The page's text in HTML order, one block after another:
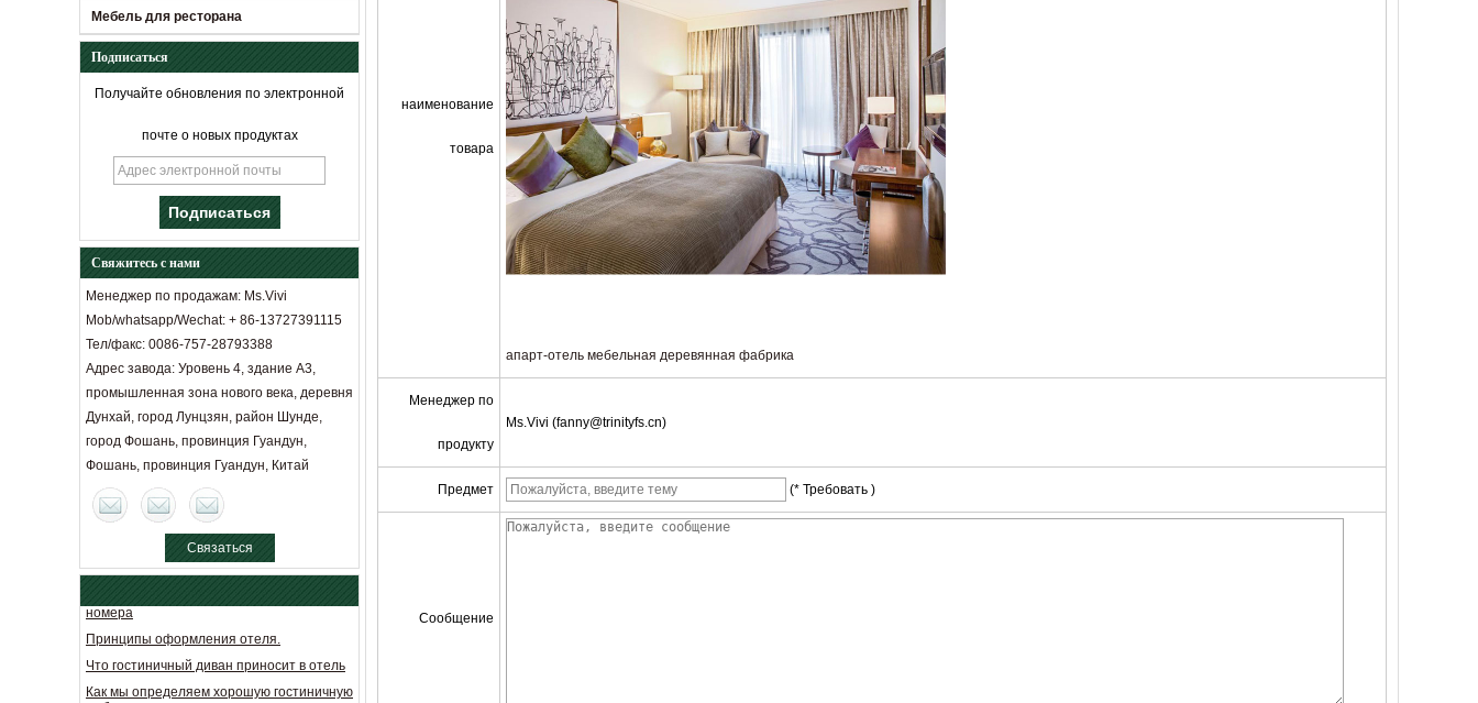
Мебель для ресторана
Подписаться
Получайте обновления по электронной
почте о новых продуктах
Свяжитесь с нами
Менеджер по продажам: Ms.Vivi
Mob/whatsapp/Wechat: + 86-13727391115
Тел/факс: 0086-757-28793388
Адрес завода: Уровень 4, здание A3,
промышленная зона нового века, деревня
Дунхай, город Лунцзян, район Шунде,
город Фошань, провинция Гуандун,
Фошань, провинция Гуандун, Китай
Связаться
сейчас
Расстояние между диваном и
журнальным столиком: социальный
эксперимент «Оргнируется» от
гостиничных дизайнеров.
Классификация и качество
идентификация двери гостиничного
Принципы оформления отеля.
Что гостиничный диван приносит в отель
Как мы определяем хорошую гостиничную
мебель
наименование
товара
апарт-отель мебельная деревянная фабрика
Менеджер по
продукту
Ms.Vivi (fanny@trinityfs.cn)
Предмет (* Требовать )
Сообщение